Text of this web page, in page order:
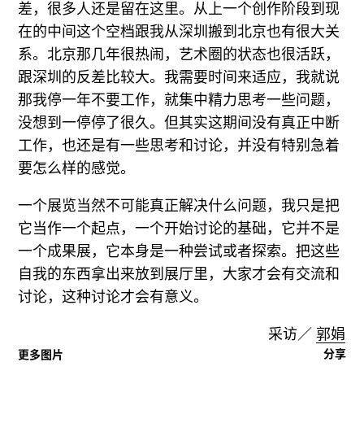
差，很多人还是留在这里。从上一个创作阶段到现
在的中间这个空档跟我从深圳搬到北京也有很大关
系。北京那几年很热闹，艺术圈的状态也很活跃，
跟深圳的反差比较大。我需要时间来适应，我就说
那我停一年不要工作，就集中精力思考一些问题，
没想到一停停了很久。但其实这期间没有真正中断
工作，也还是有一些思考和讨论，并没有特别急着
要怎么样的感觉。
一个展览当然不可能真正解决什么问题，我只是把
它当作一个起点，一个开始讨论的基础，它并不是
一个成果展，它本身是一种尝试或者探索。把这些
自我的东西拿出来放到展厅里，大家才会有交流和
讨论，这种讨论才会有意义。
采访／ 郭娟
更多图片 分享